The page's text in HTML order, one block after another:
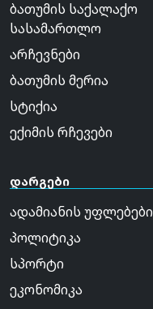
ბათუმის საქალაქო
სასამართლო
არჩევნები
ბათუმის მერია
სტიქია
ექიმის რჩევები
დარგები
ადამიანის უფლებები
პოლიტიკა
სპორტი
ეკონომიკა